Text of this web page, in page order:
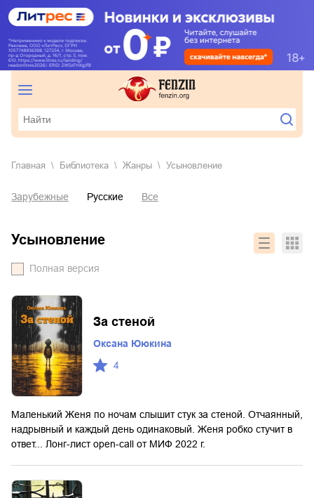
Главная Библиотека Жанры усыновление
Зарубежные Русские Все
усыновление
Полная версия
За стеной
Оксана Ююкина
4
Маленький Женя по ночам слышит стук за стеной. Отчаянный,
надрывный и каждый день одинаковый. Женя робко стучит в
ответ... Лонг-лист open-call от МИФ 2022 г.